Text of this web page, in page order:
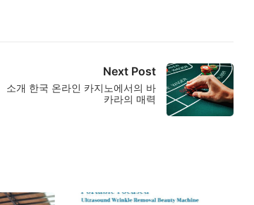
Next Post
소개 한국 온라인 카지노에서의 바
카라의 매력